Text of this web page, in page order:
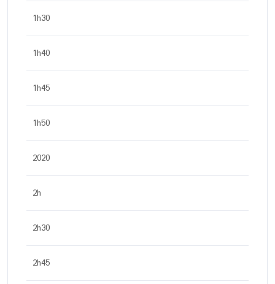
1h30
1h40
1h45
1h50
2020
2h
2h30
2h45